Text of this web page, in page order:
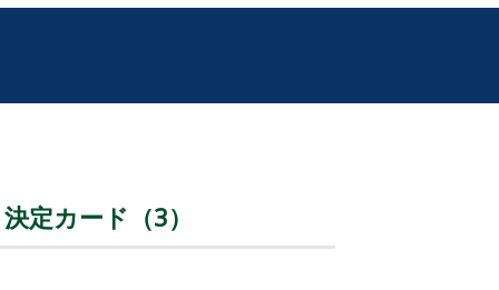
定カード（3）